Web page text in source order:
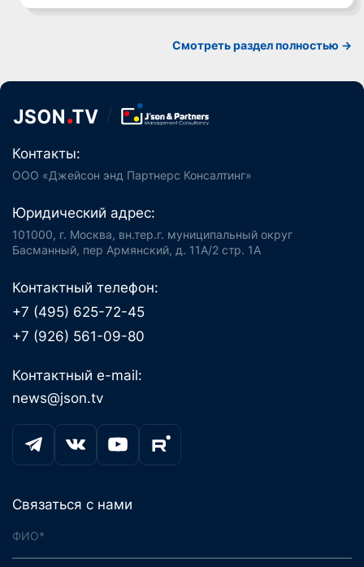
Смотреть раздел полностью ->
Контакты:
ООО «Джейсон энд Партнерс Консалтинг»
Юридический адрес:
101000, г. Москва, вн.тер.г. муниципальный округ
Басманный, пер Армянский, д. 11А/2 стр. 1А
Контактный телефон:
+7 (495) 625-72-45
+7 (926) 561-09-80
Контактный e-mail:
news@json.tv
Связаться с нами